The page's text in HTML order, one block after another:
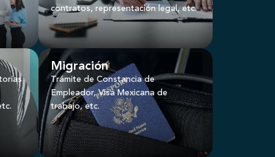
contratos, representación legal, etc.
Migración
Trámite de Constancia de
Empleador, Visa Mexicana de
trabajo, etc.